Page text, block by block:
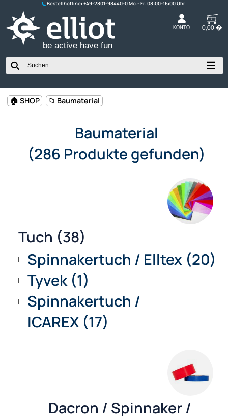
Bestellhotline:+49-2801-98440-0
be active have fun
Baumaterial
(286 Produkte gefunden)
Tuch (38)
Spinnakertuch / Elltex
Tyvek (1)
Spinnakertuch /